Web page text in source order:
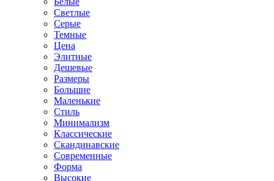
Светлые
Серые
Темные
Цена
Элитные
Дешевые
Размеры
Большие
Маленькие
Стиль
Минимализм
Классические
Скандинавские
Современные
Форма
Высокие